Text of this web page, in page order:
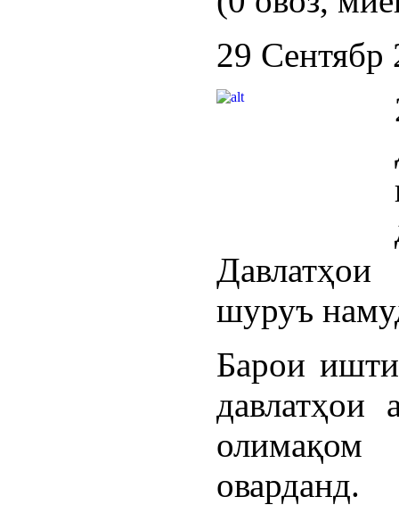
29 Сентябр
шуруъ
Барои
давлатҳои
олимақом
оварданд.